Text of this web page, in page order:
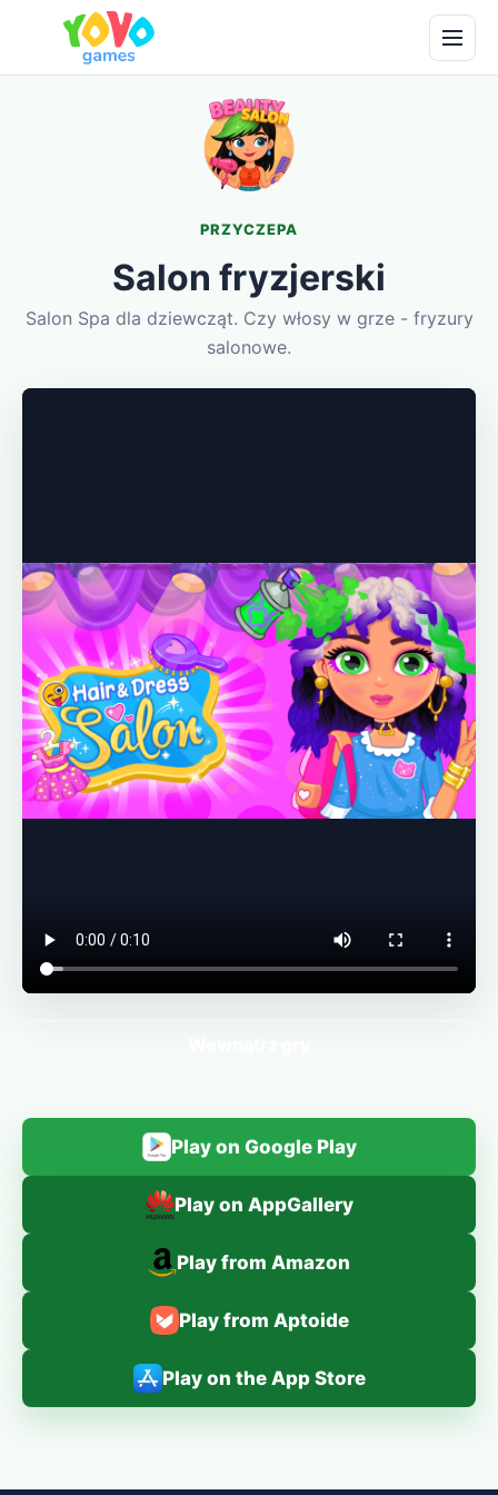
PRZYCZEPA
Salon fryzjerski
Salon Spa dla dziewcząt. Czy włosy w grze - fryzury
salonowe.
Play on Google Play
Play on AppGallery
Play from Amazon
Play from Aptoide
Play on the App Store